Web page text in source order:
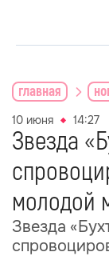
главная
10 июня 14:27
Звезда
молодой
Звезда